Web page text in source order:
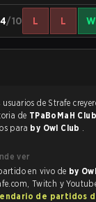
4/10 L L W
de Strafe creyeron que sería un partido reñido, y predijeron la
de TPaBoMaH
para by Owl Club .
ver
en vivo de by
Twitch y
de partidos